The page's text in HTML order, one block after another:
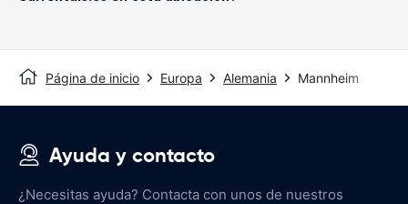
Página de inicio Europa Alemania Mannheim
Ayuda y contacto
¿Necesitas ayuda? Contacta con unos de nuestros